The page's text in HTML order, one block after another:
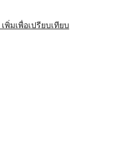
เพิ่มเพื่อเปรียบเทียบ